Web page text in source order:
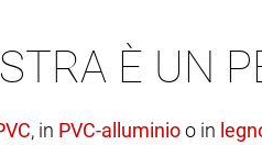
È UN
, in o in